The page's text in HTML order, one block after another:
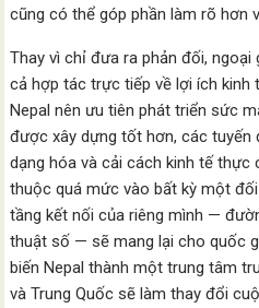
cũng có thể góp phần làm rõ hơn
Thay vì chỉ đưa ra phản đối,
cả hợp tác trực tiếp về lợi ích kinh
Nepal nên ưu tiên phát triển sức
được xây dựng tốt hơn, các
dạng hóa và cải cách kinh tế thực
thuộc quá mức vào bất kỳ một
tầng kết nối của riêng mình —
thuật số — sẽ mang lại cho quốc
biến Nepal thành một trung tâm
và Trung Quốc sẽ làm thay đổi